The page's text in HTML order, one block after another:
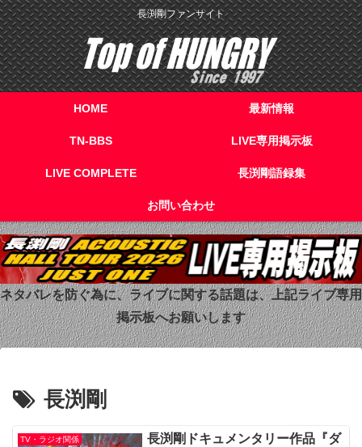
長渕剛ファンサイト
HOME 最新情報
TN-BBS LIVE専用掲示板
LIVE COMPLETE 長渕剛語録集
お問い合わせ
ネタバレを防ぐ為に、ライブに関する話題は、上記ライブ専用
掲示板へお願いします
長渕剛
TV・ラジオ関係
長渕剛ドキュメンタリー作品『ダ